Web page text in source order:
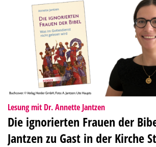
Lesung mit Dr. Annette Jantzen:
Die ignorierten Frauen der
Jantzen zu Gast in der Kirche